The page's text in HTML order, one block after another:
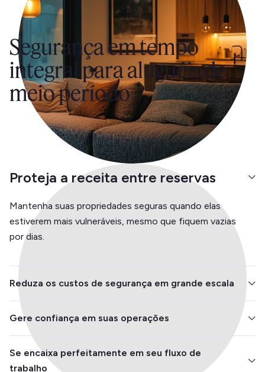
Segurança em tempo
integral para aluguéis de
meio período
Proteja a receita entre reservas
Mantenha suas propriedades seguras quando elas
estiverem mais vulneráveis, mesmo que fiquem vazias
por dias.
Reduza os custos de segurança em grande escala
Evite instalar sistemas de alarme separados ou
contratar cheques locais. Um sensor, um aplicativo,
proteção total.
Gere confiança em suas operações
Ofereça tranquilidade aos proprietários da propriedade
e aos hóspedes, provando que você leva a segurança
Se encaixa perfeitamente em seu fluxo de
trabalho